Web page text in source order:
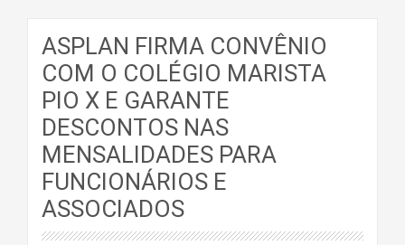
ASPLAN FIRMA CONVÊNIO
COM O COLÉGIO MARISTA
PIO X E GARANTE
DESCONTOS NAS
MENSALIDADES PARA
FUNCIONÁRIOS E
ASSOCIADOS